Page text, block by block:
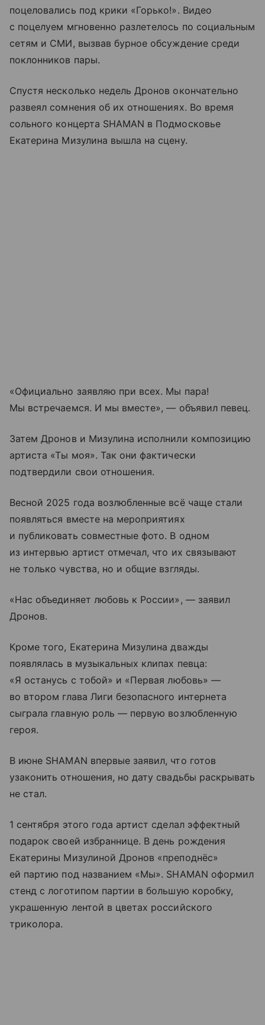
поцеловались под крики «Горько!». Видео
с поцелуем мгновенно разлетелось по социальным
сетям и СМИ, вызвав бурное обсуждение среди
поклонников пары.
Спустя несколько недель Дронов окончательно
развеял сомнения об их отношениях. Во время
сольного концерта SHAMAN в Подмосковье
Екатерина Мизулина вышла на сцену.
«Официально заявляю при всех. Мы пара!
Мы встречаемся. И мы вместе», — объявил певец.
Затем Дронов и Мизулина исполнили композицию
артиста «Ты моя». Так они фактически
подтвердили свои отношения.
Весной 2025 года возлюбленные всё чаще стали
появляться вместе на мероприятиях
и публиковать совместные фото. В одном
из интервью артист отмечал, что их связывают
не только чувства, но и общие взгляды.
«Нас объединяет любовь к России», — заявил
Дронов.
Кроме того, Екатерина Мизулина дважды
появлялась в музыкальных клипах певца:
«Я останусь с тобой» и «Первая любовь» —
во втором глава Лиги безопасного интернета
сыграла главную роль — первую возлюбленную
героя.
В июне SHAMAN впервые заявил, что готов
узаконить отношения, но дату свадьбы раскрывать
не стал.
1 сентября этого года артист сделал эффектный
подарок своей избраннице. В день рождения
Екатерины Мизулиной Дронов «преподнёс»
ей партию под названием «Мы». SHAMAN оформил
стенд с логотипом партии в большую коробку,
украшенную лентой в цветах российского
триколора.